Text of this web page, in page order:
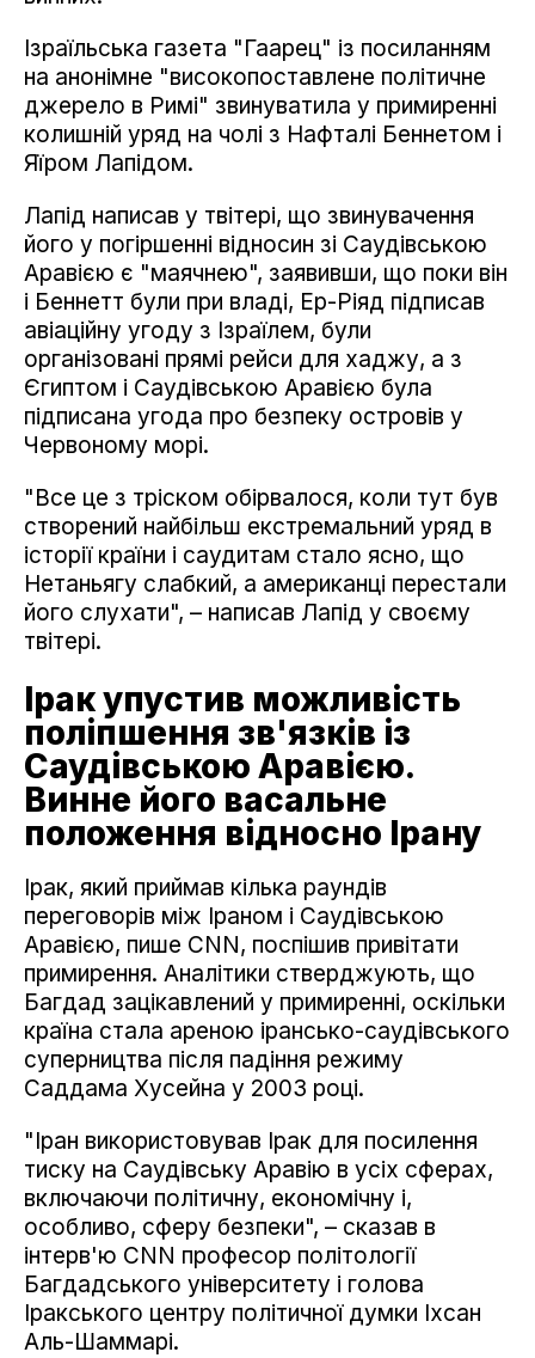
Ізраїльська газета "Гаарец" із посиланням
на анонімне "високопоставлене політичне
джерело в Римі" звинуватила у примиренні
колишній уряд на чолі з Нафталі Беннетом і
Яїром Лапідом.
Лапід написав у твітері, що звинувачення
його у погіршенні відносин зі Саудівською
Аравією є "маячнею", заявивши, що поки він
і Беннетт були при владі, Ер-Ріяд підписав
авіаційну угоду з Ізраїлем, були
організовані прямі рейси для хаджу, а з
Єгиптом і Саудівською Аравією була
підписана угода про безпеку островів у
Червоному морі.
"Все це з тріском обірвалося, коли тут був
створений найбільш екстремальний уряд в
історії країни і саудитам стало ясно, що
Нетаньягу слабкий, а американці перестали
його слухати", – написав Лапід у своєму
твітері.
Ірак упустив можливість
поліпшення зв'язків із
Саудівською Аравією.
Винне його васальне
положення відносно Ірану
Ірак, який приймав кілька раундів
переговорів між Іраном і Саудівською
Аравією, пише СNN, поспішив привітати
примирення. Аналітики стверджують, що
Багдад зацікавлений у примиренні, оскільки
країна стала ареною ірансько-саудівського
суперництва після падіння режиму
Саддама Хусейна у 2003 році.
"Іран використовував Ірак для посилення
тиску на Саудівську Аравію в усіх сферах,
включаючи політичну, економічну і,
особливо, сферу безпеки", – сказав в
інтерв'ю CNN професор політології
Багдадського університету і голова
Іракського центру політичної думки Іхсан
Аль-Шаммарі.